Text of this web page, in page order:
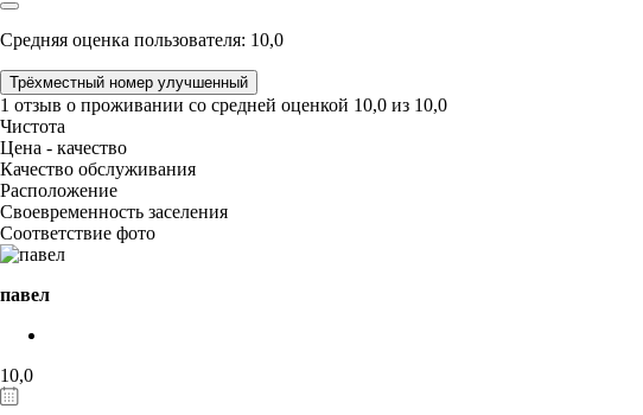
Средняя оценка пользователя: 10,0
Трёхместный номер улучшенный
1 отзыв о проживании со средней оценкой 10,0 из 10,0
Чистота
Цена - качество
Качество обслуживания
Расположение
Своевременность заселения
Соответствие фото
павел
10,0